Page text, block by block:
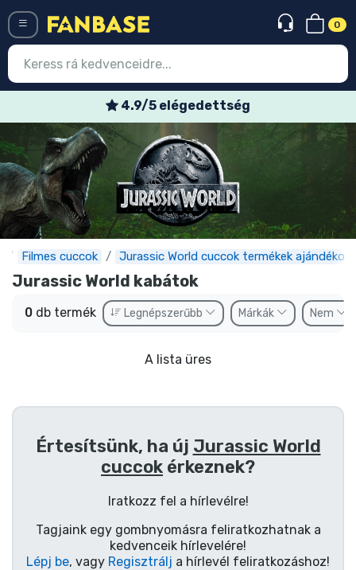
0
4.9/5 elégedettség
Filmes cuccok Jurassic World cuccok termékek ajándékok
Jurassic World kabátok
0 db termék Legnépszerűbb Márkák Nem
A lista üres
Értesítsünk, ha új Jurassic World
cuccok érkeznek?
Iratkozz fel a hírlevélre!
Tagjaink egy gombnyomásra feliratkozhatnak a
kedvenceik hírlevelére!
Lépj be, vagy Regisztrálj a hírlevél feliratkozáshoz!
Belépés Regisztráció
Legújabb cuccok
Akciós ajánlatok
Express szállítás
Előrendelhető cuccok
Outlet cuccok
Sorozatos cuccok
Filmes cuccok
Mesés cuccok